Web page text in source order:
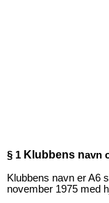
§ 1 Klubbens navn
Klubbens navn er A6
november 1975 med